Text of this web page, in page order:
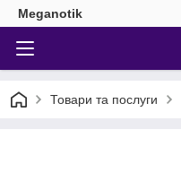
Meganotik
Товари та послуги